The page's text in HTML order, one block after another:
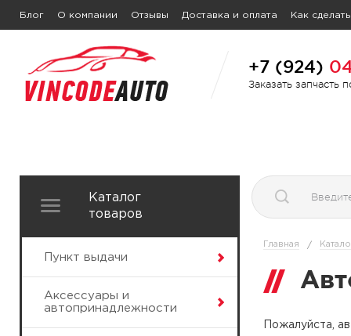
Блог О компании Отзывы Доставка и оплата Как
+7 (924)
Заказать запчасть
Каталог
товаров
Пункт выдачи
Аксессуары и
автопринадлежности
Главная /
Пожалуйста,